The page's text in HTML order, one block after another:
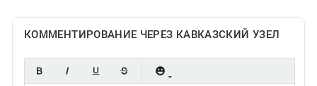
КОММЕНТИРОВАНИЕ ЧЕРЕЗ КАВКАЗСКИЙ УЗЕЛ